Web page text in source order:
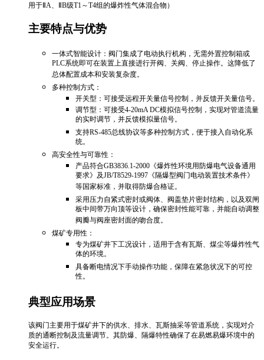
用于ⅡA、ⅡB级T1～T4组的爆炸性气体混合物）
主要特点与优势
‌一体式智能设计‌：阀门集成了电动执行机构，无需外置控制箱或
PLC系统即可在装置上直接进行开阀、关阀、停止操作。这降低了
总体配置成本和安装复杂度。‌
‌多种控制方式‌：
‌开关型‌：可接受远程开关量信号控制，并反馈开关量信号。
‌调节型‌：可接受4-20mA DC模拟信号控制，实现对管道流量
的实时调节，并反馈模拟量信号。‌
支持RS-485总线协议等多种控制方式，便于接入自动化系
统。
‌高安全性与可靠性‌：
产品符合GB3836.1-2000《爆炸性环境用防爆电气设备通用
要求》及JB/T8529-1997《隔爆型阀门电动装置技术条件》
等国家标准，并取得防爆合格证。‌
采用压力自紧式密封或阀体、阀盖垫片密封结构，以及双闸
板中间带万向顶等设计，确保密封性能可靠，并能自动调整
阀瓣与阀座密封面的吻合度。‌
‌煤矿专用性‌：
专为煤矿井下工况设计，适用于含有瓦斯、煤尘等爆炸性气
体的环境。
具备断电情况下手动操作功能，保障在紧急状况下的可控
性。‌
典型应用场景
该阀门主要用于煤矿井下的供水、排水、瓦斯抽采等管道系统，实现对介
质的通断控制及流量调节。其防爆、隔爆特性确保了在易燃易爆环境中的
安全运行。‌